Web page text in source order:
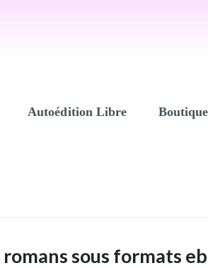
Autoédition Libre Boutique
romans sous formats